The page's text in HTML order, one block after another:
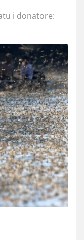
i donatore: